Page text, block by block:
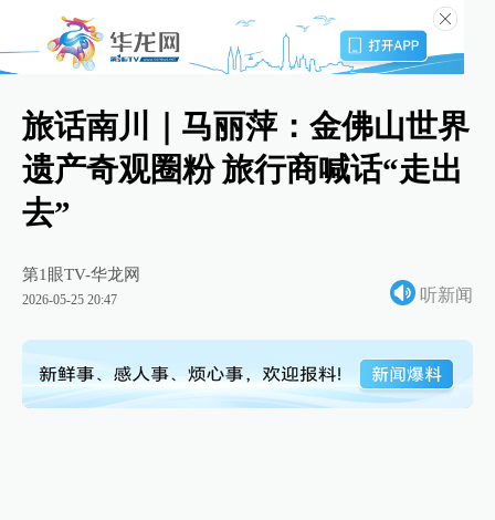
旅话南川｜马丽萍：金佛山世界
遗产奇观圈粉 旅行商喊话“走出
去”
第1眼TV-华龙网
2026-05-25 20:47 听新闻